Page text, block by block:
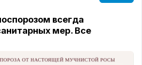
всегда
мер. Все